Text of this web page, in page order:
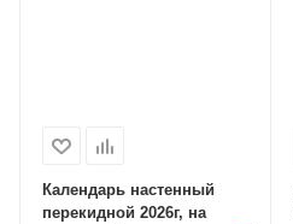
Календарь настенный
перекидной 2026г, на